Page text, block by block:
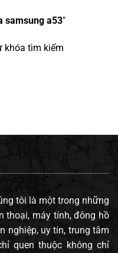
samsung a53"
khóa tìm kiếm
tôi là một trong những
thoại, máy tính, đông hồ
nghiệp, uy tín, trung tâm
quen thuộc không chỉ